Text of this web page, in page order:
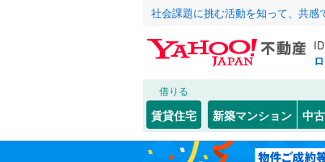
社会課題に挑む活動を知って、共感
借りる
賃貸住宅 新築マンション 中
北海道 北
東北 青
神戸市 東
JR 東
加
こだわり条件 配置
前